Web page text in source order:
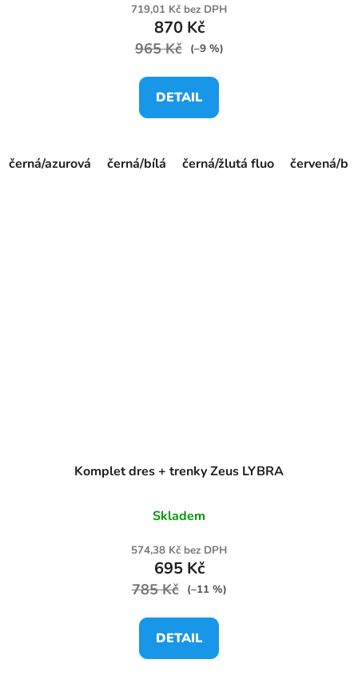
719,01 Kč bez DPH
870 Kč
965 Kč (–9 %)
DETAIL
černá/azurová černá/bílá černá/žlutá fluo červená/
Komplet dres + trenky Zeus LYBRA
Skladem
574,38 Kč bez DPH
695 Kč
785 Kč (–11 %)
DETAIL